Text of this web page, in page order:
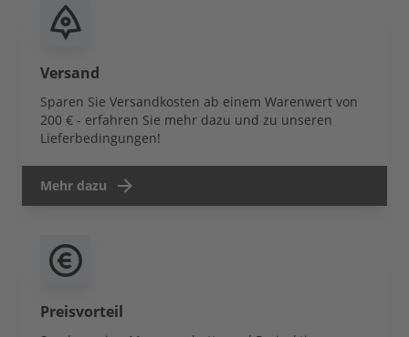
Versand
Sparen Sie Versandkosten ab einem Warenwert von
200 € - erfahren Sie mehr dazu und zu unseren
Lieferbedingungen!
Mehr dazu
Preisvorteil